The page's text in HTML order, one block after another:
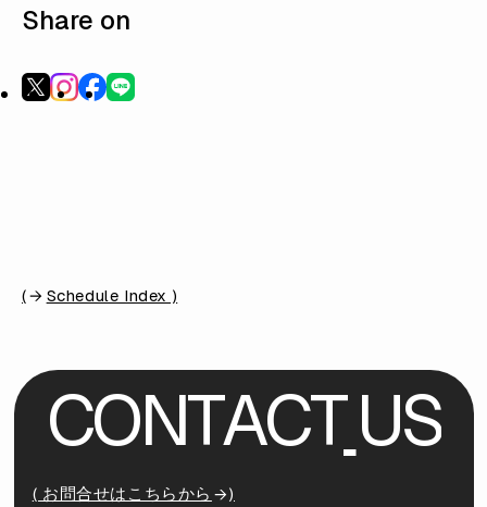
Share on
( Schedule Index )
CONTACT US
( お問合せはこちらから )